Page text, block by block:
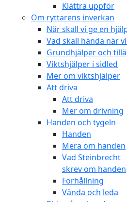
Klättra uppför
Om ryttarens inverkan
När skall vi ge en
Vad skall hända när
Grundhjälper och
Viktshjälper i sidled
Mer om viktshjälper
Att driva
Att driva
Mer om drivning
Handen och tygeln
Handen
Mera om handen
Vad Steinbrecht
skrev om handen
Förhållning
Vända och leda